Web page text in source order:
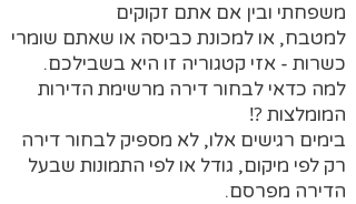
משפחתי ובין אם אתם זקוקים
למטבח, או למכונת כביסה או שאתם שומרי
כשרות - אזי קטגוריה זו היא בשבילכם.
למה כדאי לבחור דירה מרשימת הדירות
המומלצות ⁉️
בימים רגישים אלו, לא מספיק לבחור דירה
רק לפי מיקום, גודל או לפי התמונות שבעל
הדירה מפרסם.